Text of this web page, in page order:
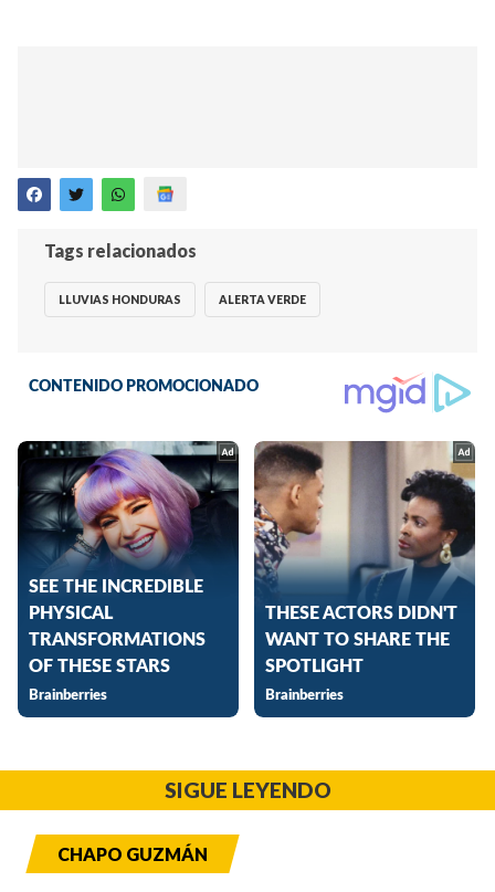
Tags relacionados
LLUVIAS HONDURAS ALERTA VERDE
SIGUE LEYENDO
CHAPO GUZMÁN